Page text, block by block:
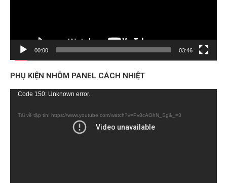
00:00 03:46
PHỤ KIỆN NHÔM PANEL CÁCH NHIỆT
Trình
Code 150: Unknown error.
Tải về tập tin: https://www.youtube.com/watch?v=Pv8cAOhN_Sg&_=3